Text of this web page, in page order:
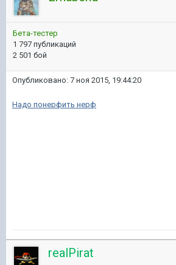
Бета-тестер
1 797 публикаций
2 501 бой
Опубликовано: 7 ноя 2015, 19:44:20
Надо понерфить нерф
realPirat